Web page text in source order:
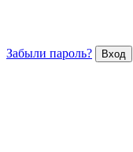
Забыли пароль?